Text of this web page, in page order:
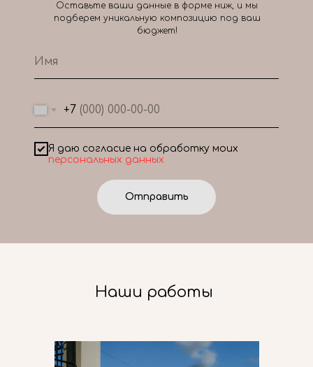
+7
Я даю согласие на обработку моих
персональных данных
Отправить
Оставьте ваши данные в форме ниж, и мы
подберем уникальную композицию под ваш
бюджет!
Наши работы